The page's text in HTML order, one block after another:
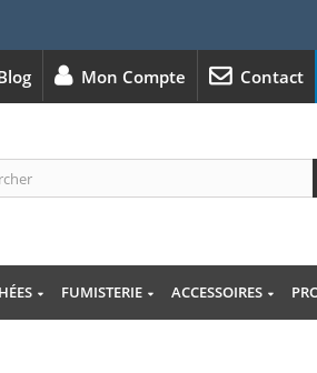
Contact
Mon Compte
FUMISTERIE ACCESSOIRES